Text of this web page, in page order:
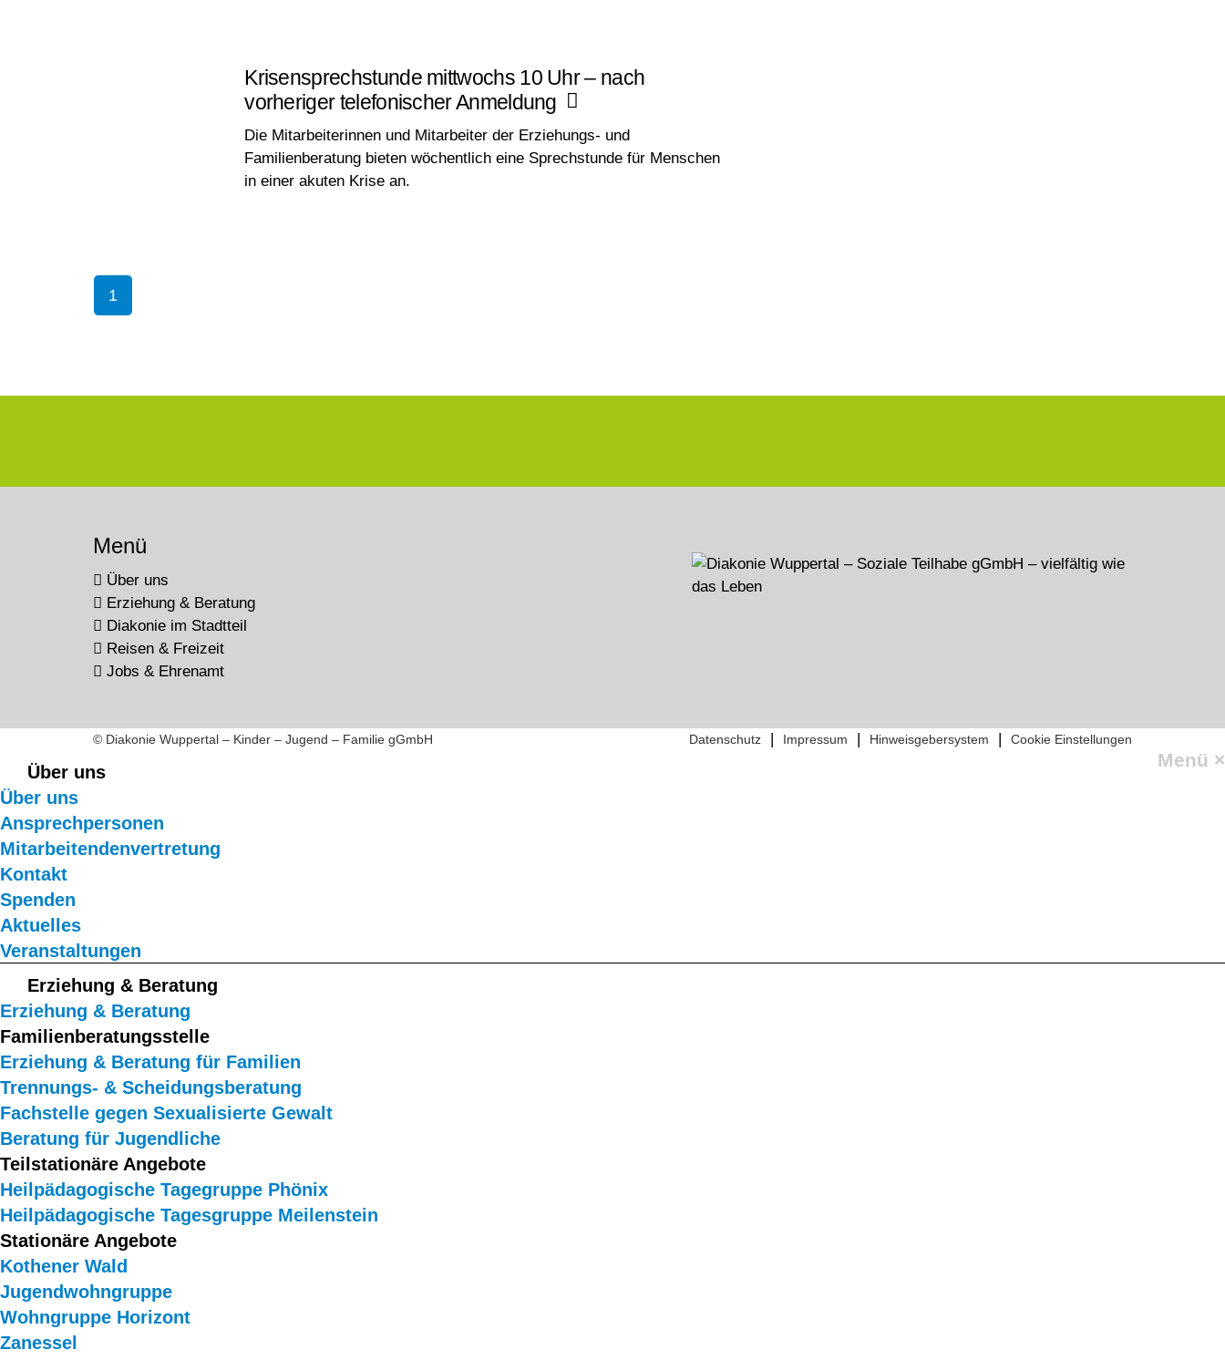
Krisensprechstunde mittwochs 10 Uhr – nach
vorheriger telefonischer Anmeldung
Die Mitarbeiterinnen und Mitarbeiter der Erziehungs- und
Familienberatung bieten wöchentlich eine Sprechstunde für Menschen
in einer akuten Krise an.
1
Menü
Über uns
Erziehung & Beratung
Diakonie im Stadtteil
Reisen & Freizeit
Jobs & Ehrenamt
© Diakonie Wuppertal – Kinder – Jugend – Familie gGmbH Datenschutz | Impressum | Hinweisgebersystem | Cookie Einstellungen
Menü ×
Über uns
Über uns
Ansprechpersonen
Mitarbeitendenvertretung
Kontakt
Spenden
Aktuelles
Veranstaltungen
Erziehung & Beratung
Erziehung & Beratung
Familienberatungsstelle
Erziehung & Beratung für Familien
Trennungs- & Scheidungsberatung
Fachstelle gegen Sexualisierte Gewalt
Beratung für Jugendliche
Teilstationäre Angebote
Heilpädagogische Tagegruppe Phönix
Heilpädagogische Tagesgruppe Meilenstein
Stationäre Angebote
Kothener Wald
Jugendwohngruppe
Wohngruppe Horizont
Zanessel